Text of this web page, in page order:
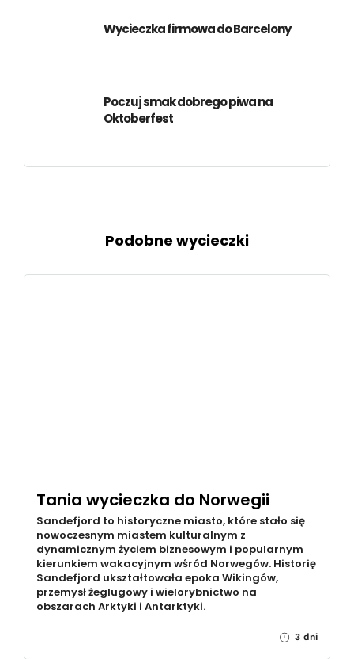
Wycieczka firmowa do Barcelony
Poczuj smak dobrego piwa na
Oktoberfest
Podobne wycieczki
Tania wycieczka do Norwegii
Sandefjord to historyczne miasto, które stało się
nowoczesnym miastem kulturalnym z
dynamicznym życiem biznesowym i popularnym
kierunkiem wakacyjnym wśród Norwegów. Historię
Sandefjord ukształtowała epoka Wikingów,
przemysł żeglugowy i wielorybnictwo na
obszarach Arktyki i Antarktyki.
3 dni